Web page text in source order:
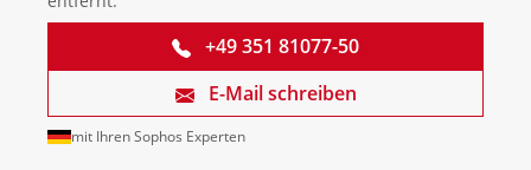
+49 351 81077-50
E-Mail schreiben
mit Ihren Sophos Experten